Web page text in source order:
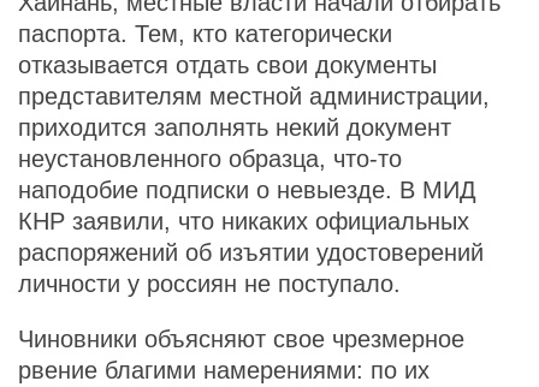
паспорта. Тем, кто категорически
отказывается отдать свои документы
представителям местной администрации,
приходится заполнять некий документ
неустановленного образца, что-то
наподобие подписки о невыезде. В МИД
КНР заявили, что никаких официальных
распоряжений об изъятии удостоверений
личности у россиян не поступало.
Чиновники объясняют свое чрезмерное
рвение благими намерениями: по их